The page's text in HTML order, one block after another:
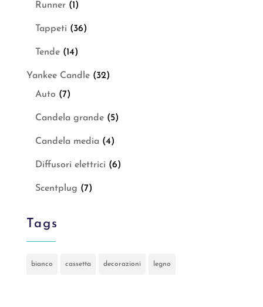
Runner (1)
Tappeti (36)
Tende (14)
Yankee Candle (32)
Auto (7)
Candela grande (5)
Candela media (4)
Diffusori elettrici (6)
Scentplug (7)
Tags
bianco cassetta decorazioni legno